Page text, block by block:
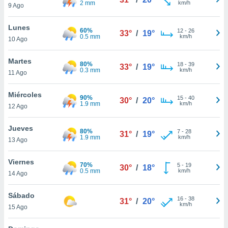
y
más
nuestra
y
de
disponible
cookies
9 Ago
2 mm
km/h
Lunes
10 Ago
60%
0.5 mm
33° / 19° 12- 26
km/h
Martes
11 Ago
80%
0.3 mm
33° / 19° 18- 39
km/h
Miércoles
12 Ago
90%
1.9 mm
30° / 20° 15- 40
km/h
Jueves
13 Ago
80%
1.9 mm
31° / 19° 7- 28
km/h
Viernes
14 Ago
70%
0.5 mm
30° / 18° 5- 19
km/h
Sábado
15 Ago
31° / 20° 16- 38
km/h